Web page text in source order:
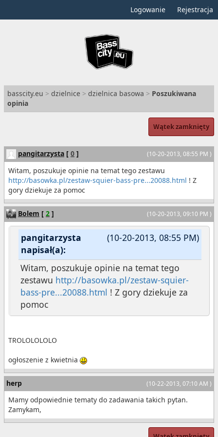
Logowanie Rejestracja
basscity.eu > dzielnice > dzielnica basowa > Poszukiwana
opinia
Wątek zamknięty
(10-20-2013, 08:55 PM )
pangitarzysta [ 0 ]
Witam, poszukuje opinie na temat tego zestawu
http://basowka.pl/zestaw-squier-bass-pre...20088.html ! Z
gory dziekuje za pomoc
(10-20-2013, 09:10 PM )
Bolem [ 2 ]
(10-20-2013, 08:55 PM)
pangitarzysta
napisał(a):
Witam, poszukuje opinie na temat tego
zestawu http://basowka.pl/zestaw-squier-
bass-pre...20088.html ! Z gory dziekuje za
pomoc
TROLOLOLOLO
ogłoszenie z kwietnia
(10-22-2013, 07:10 AM )
herp
Mamy odpowiednie tematy do zadawania takich pytan.
Zamykam,